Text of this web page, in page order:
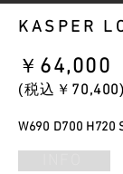
KASPER
​￥ 64,000
​(税込￥ 70,400)
W690 D700 H720